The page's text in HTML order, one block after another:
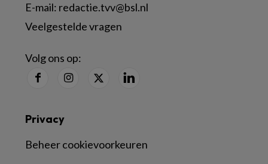
E-mail: redactie.tvv@bsl.nl
Veelgestelde vragen
Volg ons op:
Privacy
Beheer cookievoorkeuren